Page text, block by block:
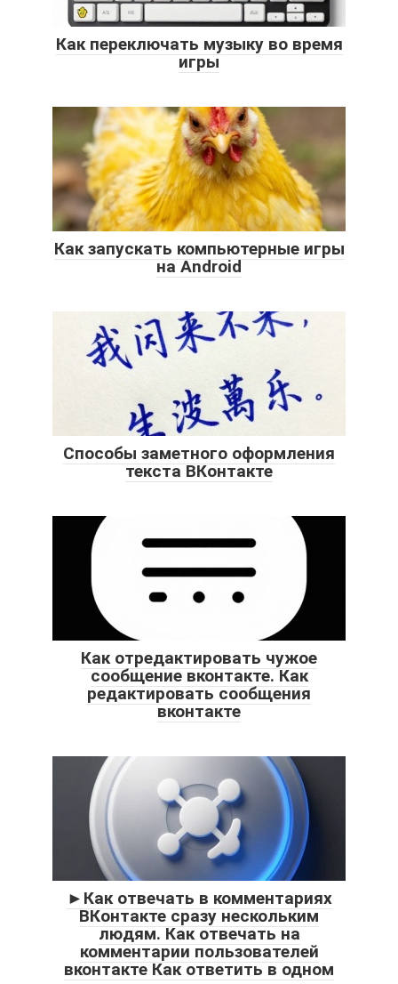
Как переключать музыку во время
игры
Как запускать компьютерные игры
на Android
Способы заметного оформления
текста ВКонтакте
Как отредактировать чужое
сообщение вконтакте. Как
редактировать сообщения
вконтакте
►Как отвечать в комментариях
ВКонтакте сразу нескольким
людям. Как отвечать на
комментарии пользователей
вконтакте Как ответить в одном